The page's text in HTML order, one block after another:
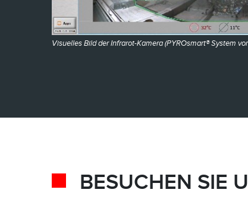
Visuelles Bild der Infrarot-Kamera (PYROsmart® System
BESUCHEN SIE